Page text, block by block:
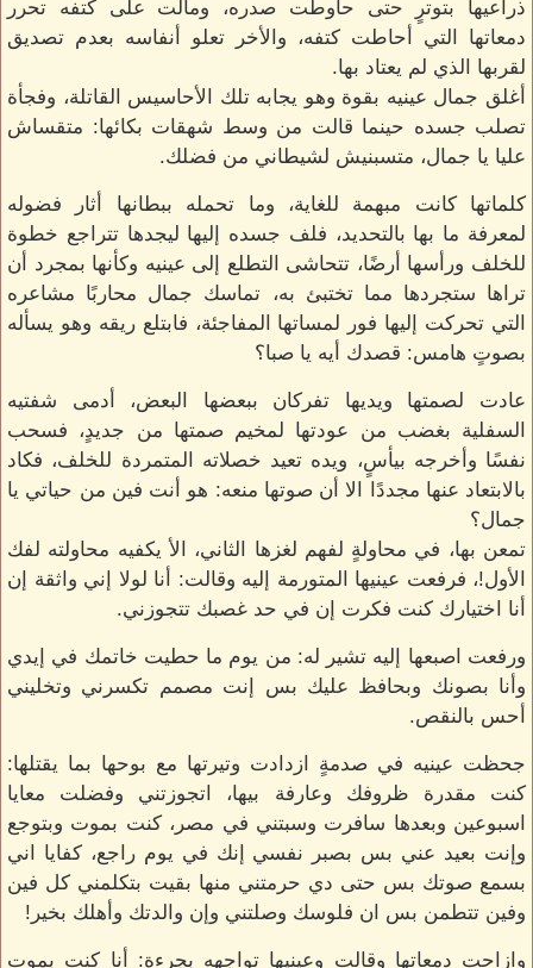
ذراعيها بتوترٍ حتى حاوطت صدره، ومالت على كتفه تحرر
دمعاتها التي أحاطت كتفه، والأخر تعلو أنفاسه بعدم تصديق
لقربها الذي لم يعتاد بها.
أغلق جمال عينيه بقوة وهو يجابه تلك الأحاسيس القاتلة، وفجأة
تصلب جسده حينما قالت من وسط شهقات بكائها: متقساش
عليا يا جمال، متسبنيش لشيطاني من فضلك.
كلماتها كانت مبهمة للغاية، وما تحمله ببطانها أثار فضوله
لمعرفة ما بها بالتحديد، فلف جسده إليها ليجدها تتراجع خطوة
للخلف ورأسها أرضًا، تتحاشى التطلع إلى عينيه وكأنها بمجرد أن
تراها ستجردها مما تختبئ به، تماسك جمال محاربًا مشاعره
التي تحركت إليها فور لمساتها المفاجئة، فابتلع ريقه وهو يسأله
بصوتٍ هامس: قصدك أيه يا صبا؟
عادت لصمتها ويديها تفركان ببعضها البعض، أدمى شفتيه
السفلية بغضب من عودتها لمخيم صمتها من جديدٍ، فسحب
نفسًا وأخرجه بيأسٍ، ويده تعيد خصلاته المتمردة للخلف، فكاد
بالابتعاد عنها مجددًا الا أن صوتها منعه: هو أنت فين من حياتي يا
جمال؟
تمعن بها، في محاولةٍ لفهم لغزها الثاني، الأ يكفيه محاولته لفك
الأول!، فرفعت عينيها المتورمة إليه وقالت: أنا لولا إني واثقة إن
أنا اختيارك كنت فكرت إن في حد غصبك تتجوزني.
ورفعت اصبعها إليه تشير له: من يوم ما حطيت خاتمك في إيدي
وأنا بصونك وبحافظ عليك بس إنت مصمم تكسرني وتخليني
أحس بالنقص.
جحظت عينيه في صدمةٍ ازدادت وتيرتها مع بوحها بما يقتلها:
كنت مقدرة ظروفك وعارفة بيها، اتجوزتني وفضلت معايا
اسبوعين وبعدها سافرت وسبتني في مصر، كنت بموت وبتوجع
وإنت بعيد عني بس بصبر نفسي إنك في يوم راجع، كفايا اني
بسمع صوتك بس حتى دي حرمتني منها بقيت بتكلمني كل فين
وفين تتطمن بس ان فلوسك وصلتني وإن والدتك وأهلك بخير!
وازاحت دمعاتها وقالت وعينيها تواجهه بجرءة: أنا كنت بموت